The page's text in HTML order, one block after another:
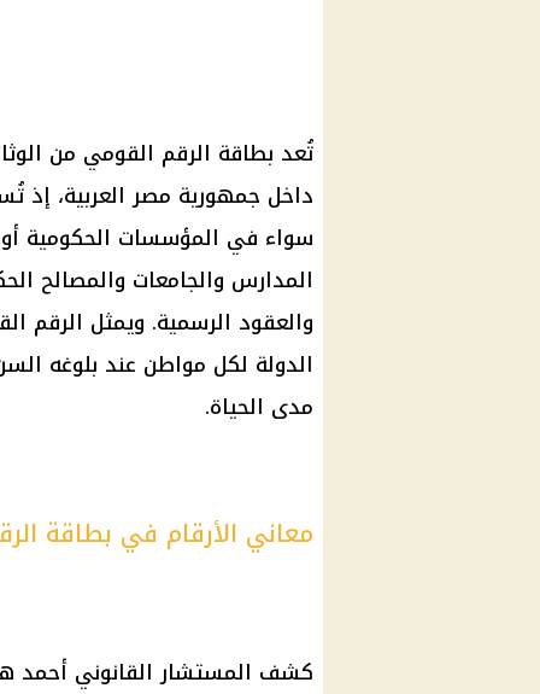
تُعد بطاقة الرقم القومي من
داخل جمهورية مصر العربية، إذ
سواء في المؤسسات الحكومية
المدارس والجامعات والمصالح
والعقود الرسمية. ويمثل الرقم
الدولة لكل مواطن عند بلوغه
مدى الحياة.
معاني الأرقام في بطاقة
كشف المستشار القانوني أحمد